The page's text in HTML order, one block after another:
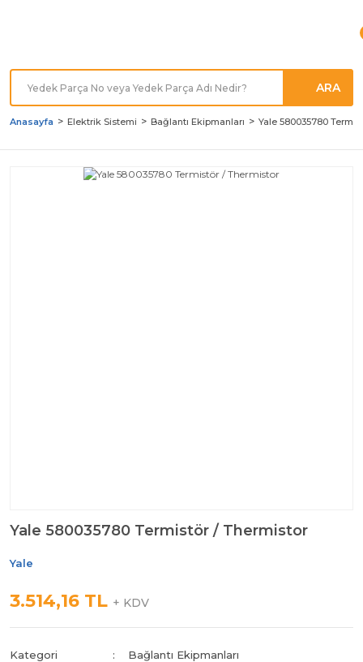
ARA
Anasayfa Elektrik Sistemi Bağlantı Ekipmanları Yale 580035780
Yale 580035780 Termistör / Thermistor
Yale
3.514,16 TL + KDV
Kategori
Bağlantı Ekipmanları